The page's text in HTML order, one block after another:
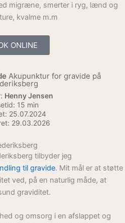
migræne, smerter i ryg, lænd og
kvalme m.m
ONLINE
Akupunktur for gravide på
Henny Jensen
15 min
25.07.2024
29.03.2026
tilbyder jeg
til gravide. Mit mål er at støtte
ved, på en naturlig måde, at
graviditet.
og omsorg i en afslappet og